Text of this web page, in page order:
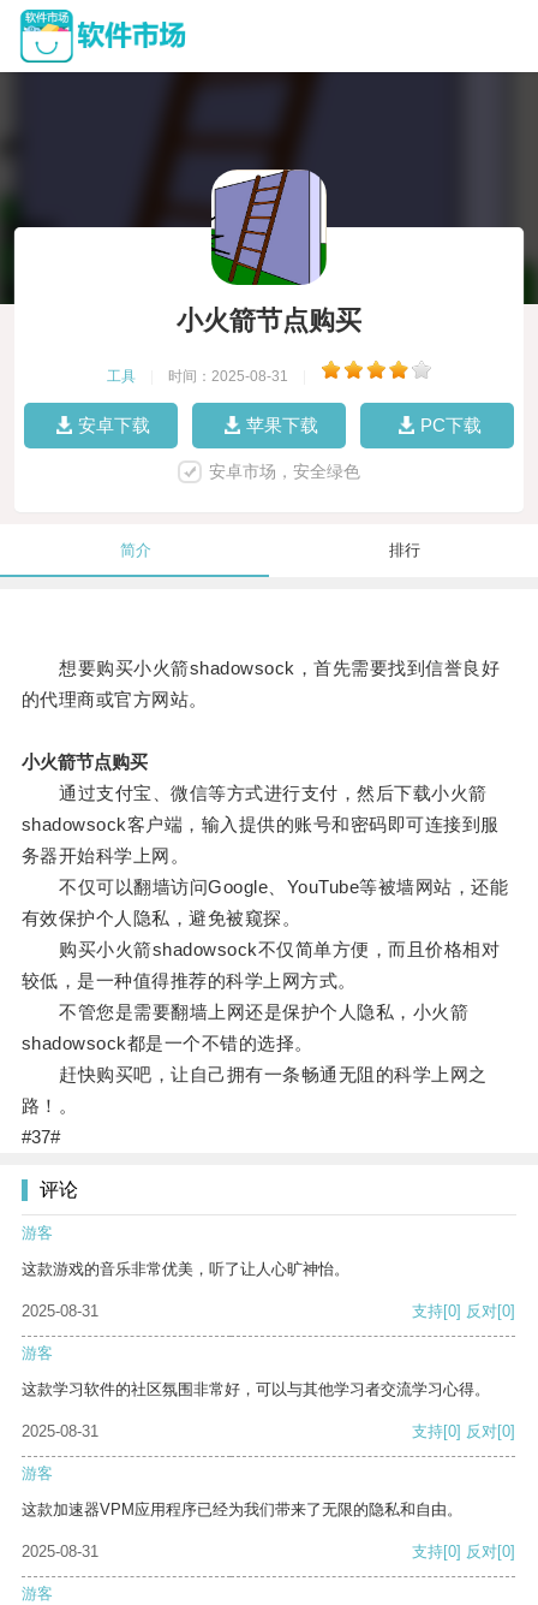
小火箭节点购买
工具 时间：2025-08-31
安卓下载 苹果下载 PC下载
安卓市场，安全绿色
简介 排行
想要购买小火箭shadowsock，首先需要找到信誉良好
的代理商或官方网站。
小火箭节点购买
通过支付宝、微信等方式进行支付，然后下载小火箭
shadowsock客户端，输入提供的账号和密码即可连接到服
务器开始科学上网。
不仅可以翻墙访问Google、YouTube等被墙网站，还能
有效保护个人隐私，避免被窥探。
购买小火箭shadowsock不仅简单方便，而且价格相对
较低，是一种值得推荐的科学上网方式。
不管您是需要翻墙上网还是保护个人隐私，小火箭
shadowsock都是一个不错的选择。
赶快购买吧，让自己拥有一条畅通无阻的科学上网之
路！。
#37#
评论
游客
这款游戏的音乐非常优美，听了让人心旷神怡。
2025-08-31 支持[0] 反对[0]
游客
这款学习软件的社区氛围非常好，可以与其他学习者交流学习心得。
2025-08-31 支持[0] 反对[0]
游客
这款加速器VPM应用程序已经为我们带来了无限的隐私和自由。
2025-08-31 支持[0] 反对[0]
游客